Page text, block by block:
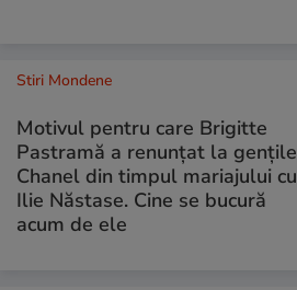
Stiri Mondene
Motivul pentru care Brigitte
Pastramă a renunțat la gențile
Chanel din timpul mariajului cu
Ilie Năstase. Cine se bucură
acum de ele